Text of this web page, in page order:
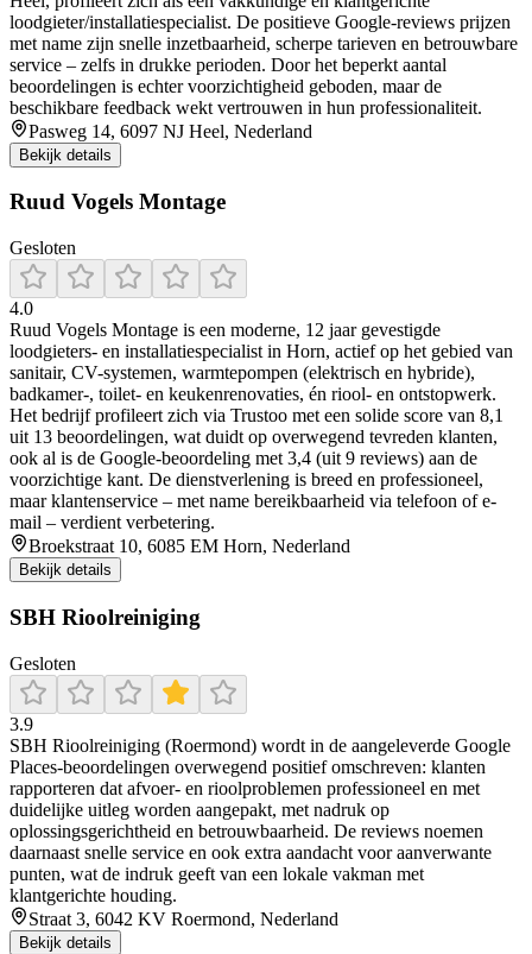
loodgieter/installatiespecialist. De positieve Google-reviews prijzen
met name zijn snelle inzetbaarheid, scherpe tarieven en betrouwbare
service – zelfs in drukke perioden. Door het beperkt aantal
beoordelingen is echter voorzichtigheid geboden, maar de
beschikbare feedback wekt vertrouwen in hun professionaliteit.
Pasweg 14, 6097 NJ Heel, Nederland
Bekijk details
Ruud Vogels Montage
Gesloten
4.0
Ruud Vogels Montage is een moderne, 12 jaar gevestigde
loodgieters- en installatiespecialist in Horn, actief op het gebied van
sanitair, CV-systemen, warmtepompen (elektrisch en hybride),
badkamer-, toilet- en keukenrenovaties, én riool- en ontstopwerk.
Het bedrijf profileert zich via Trustoo met een solide score van 8,1
uit 13 beoordelingen, wat duidt op overwegend tevreden klanten,
ook al is de Google-beoordeling met 3,4 (uit 9 reviews) aan de
voorzichtige kant. De dienstverlening is breed en professioneel,
maar klantenservice – met name bereikbaarheid via telefoon of e-
mail – verdient verbetering.
Broekstraat 10, 6085 EM Horn, Nederland
Bekijk details
SBH Rioolreiniging
Gesloten
3.9
SBH Rioolreiniging (Roermond) wordt in de aangeleverde Google
Places-beoordelingen overwegend positief omschreven: klanten
rapporteren dat afvoer- en rioolproblemen professioneel en met
duidelijke uitleg worden aangepakt, met nadruk op
oplossingsgerichtheid en betrouwbaarheid. De reviews noemen
daarnaast snelle service en ook extra aandacht voor aanverwante
punten, wat de indruk geeft van een lokale vakman met
klantgerichte houding.
Straat 3, 6042 KV Roermond, Nederland
Bekijk details